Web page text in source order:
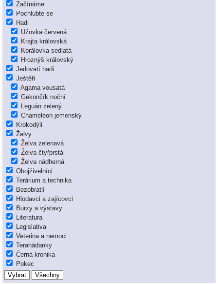
Začínáme
Pochlubte se
Hadi
Užovka červená
Krajta královská
Korálovka sedlatá
Hroznýš královský
Jedovatí hadi
Ještěři
Agama vousatá
Gekončík noční
Leguán zelený
Chameleon jemenský
Krokodýli
Želvy
Želva zelenavá
Želva čtyřprstá
Želva nádherná
Obojživelníci
Terárium a technika
Bezobratlí
Hlodavci a zajícovci
Burzy a výstavy
Literatura
Legislativa
Veterina a nemoci
Terahádanky
Černá kronika
Pokec